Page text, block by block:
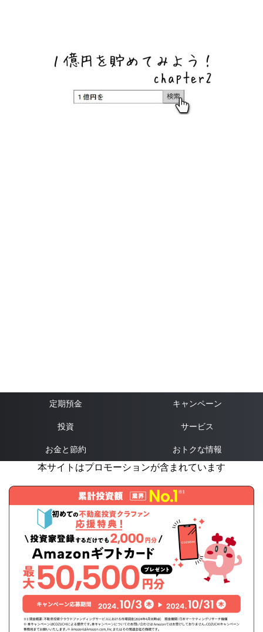
定期預金 キャンペーン
投資 サービス
お金と節約 おトクな情報
本サイトはプロモーションが含まれています